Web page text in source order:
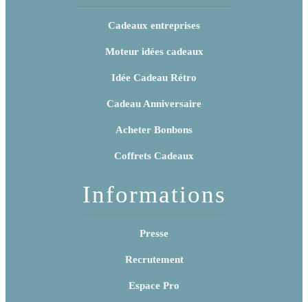
Cadeaux entreprises
Moteur idées cadeaux
Idée Cadeau Rétro
Cadeau Anniversaire
Acheter Bonbons
Coffrets Cadeaux
Informations
Presse
Recrutement
Espace Pro